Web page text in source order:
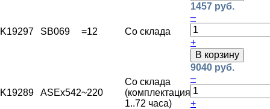
K19297 SB069 =12 Со склада
1457 руб.
–
+
В корзину
K19289 ASEx542~220
Со склада
(комплектация
1..72 часа)
9040 руб.
–
+